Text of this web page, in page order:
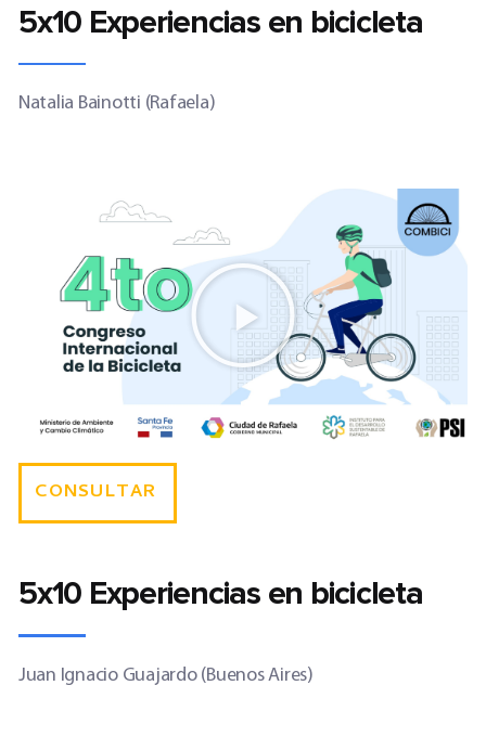
5x10 Experiencias en bicicleta
Natalia Bainotti (Rafaela)
CONSULTAR
5x10 Experiencias en bicicleta
Juan Ignacio Guajardo (Buenos Aires)